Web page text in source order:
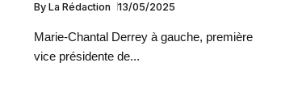
By La Rédaction 13/05/2025
Marie-Chantal Derrey à gauche, première
vice présidente de...